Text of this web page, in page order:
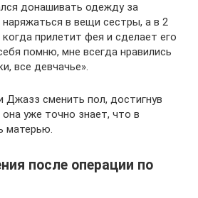
донашивать одежду за
в вещи сестры, а в 2
прилетит фея и сделает его
помню, мне всегда нравились
все девчачье».
Джазз сменить пол, достигнув
уже точно знает, что в
матерью.
после операции по